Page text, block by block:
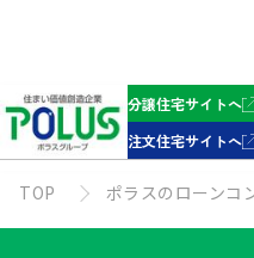
分譲住宅サイトへ
注文住宅サイトへ
TOP ポラスのローンコ